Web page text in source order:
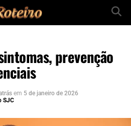
prevenção
em 5 de janeiro de 2026
SJC